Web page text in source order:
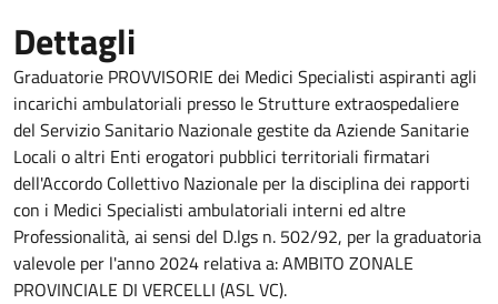
Dettagli
Graduatorie PROVVISORIE dei Medici Specialisti aspiranti agli
incarichi ambulatoriali presso le Strutture extraospedaliere
del Servizio Sanitario Nazionale gestite da Aziende Sanitarie
Locali o altri Enti erogatori pubblici territoriali firmatari
dell'Accordo Collettivo Nazionale per la disciplina dei rapporti
con i Medici Specialisti ambulatoriali interni ed altre
Professionalità, ai sensi del D.lgs n. 502/92, per la graduatoria
valevole per l'anno 2024 relativa a: AMBITO ZONALE
PROVINCIALE DI VERCELLI (ASL VC).